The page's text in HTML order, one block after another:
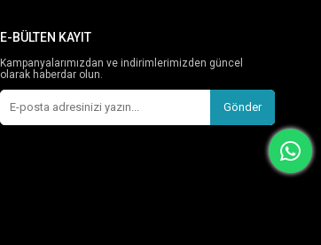
E-BÜLTEN KAYIT
Kampanyalarımızdan ve indirimlerimizden güncel
olarak haberdar olun.
Gönder